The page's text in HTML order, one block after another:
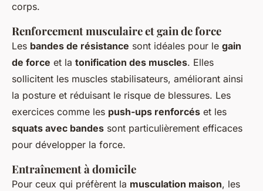
corps.
Renforcement musculaire et gain de force
Les bandes de résistance sont idéales pour le gain
de force et la tonification des muscles. Elles
sollicitent les muscles stabilisateurs, améliorant ainsi
la posture et réduisant le risque de blessures. Les
exercices comme les push-ups renforcés et les
squats avec bandes sont particulièrement efficaces
pour développer la force.
Entraînement à domicile
Pour ceux qui préfèrent la musculation maison, les